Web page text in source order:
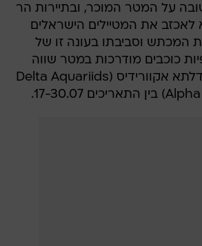
על המטר המוכר, ובתיירות הר
לאכזב את המטיילים הישראלים
המכתש וסביבתו בעונה זו של
כוכבים מודרכות במטר שווה
לא פחות, מטר הדלתא אקוורידיס (Delta Aquariids